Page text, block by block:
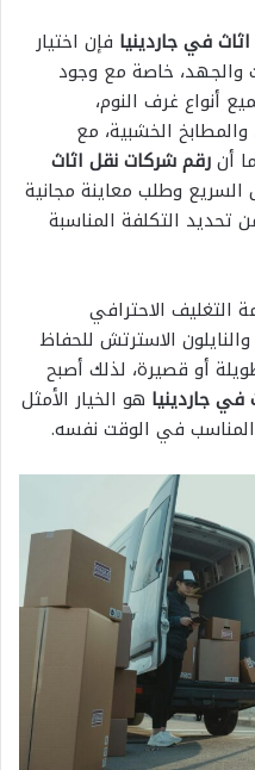
في جاردينيا فإن اختيار
والجهد، خاصة مع وجود
أنواع غرف النوم،
والمطابخ الخشبية، مع
أنرقم شركات نقل اثاث
وطلب معاينة مجانية
تحديد التكلفة المناسبة
التغليف الاحترافي
الاسترتش للحفاظ
أو قصيرة، لذلك أصبح
جاردينيا هو الخيار الأمثل
في الوقت نفسه.